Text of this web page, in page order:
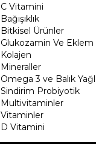
C Vitamini
Bağışıklık
Bitkisel Ürünler
Glukozamin Ve Eklem
Kolajen
Mineraller
Omega 3 ve Balık
Sindirim Probiyotik
Multivitaminler
Vitaminler
D Vitamini